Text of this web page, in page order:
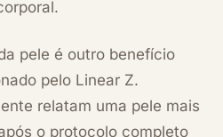
pele é outro benefício
pelo Linear Z.
relatam uma pele mais
o protocolo completo